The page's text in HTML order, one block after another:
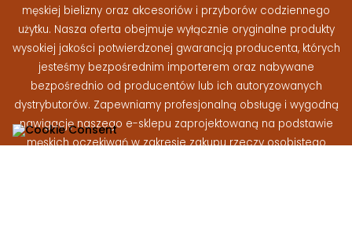
męskiej bielizny oraz akcesoriów i przyborów codziennego
użytku. Nasza oferta obejmuje wyłącznie oryginalne produkty
wysokiej jakości potwierdzonej gwarancją producenta, których
jesteśmy bezpośrednim importerem oraz nabywane
bezpośrednio od producentów lub ich autoryzowanych
dystrybutorów. Zapewniamy profesjonalną obsługę i wygodną
nawigację naszego e-sklepu zaprojektowaną na podstawie
męskich oczekiwań w zakresie zakupu rzeczy osobistego